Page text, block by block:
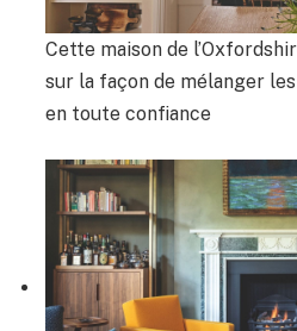
Cette maison de
sur la façon de mélanger
en toute confiance